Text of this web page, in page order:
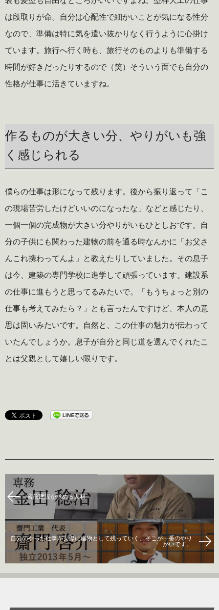
は段取りが命。自分は心配性で細かいことが気になる性分
なので、準備は特に気を遣い抜かりなく行うように心掛け
ています。旅行へ行く時も、旅行そのものよりも準備する
時間が好きだったりするので（笑）そういう面でも自分の
性格が仕事に活きていますね。
作るものが大きい分、やりがいも強
く感じられる
僕らの仕事は形になって残ります。後から振り返って「こ
の現場苦労したけどいいのになったな」などと感じたり、
一個一個の完成物が大きい分やりがいもひとしおです。自
分の子供にも関わった建物の前を通る時なんかに「お父さ
んこれ携わってんよ」と教えたりしていました。その息子
は今、建築の専門学校に進学して頑張っています。建設系
の仕事に進もうと思ってるみたいで。「もうちょっと別の
仕事も考えてみたら？」とも言ったんですけど、本人の意
思は固いみたいです。自然と、この仕事の魅力が伝わって
いたんでしょうか。息子が自分と同じ道を選んでくれたこ
とは父親として嬉しい限りです。
宮前建設が求める人材
自分のやった仕事が実際に建物として残っていく、そこが一番のやり
がいです。